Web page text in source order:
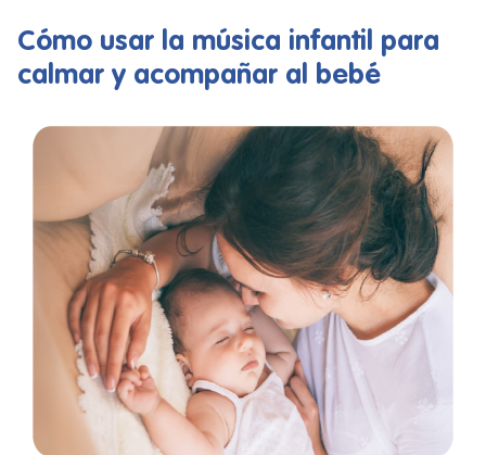
Cómo usar la música infantil para
calmar y acompañar al bebé